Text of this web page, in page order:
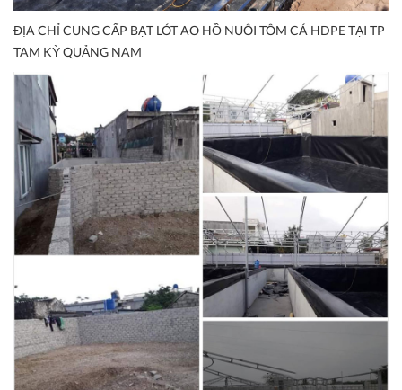
ĐỊA CHỈ CUNG CẤP BẠT LÓT AO HỒ NUÔI TÔM CÁ HDPE TẠI TP
TAM KỲ QUẢNG NAM